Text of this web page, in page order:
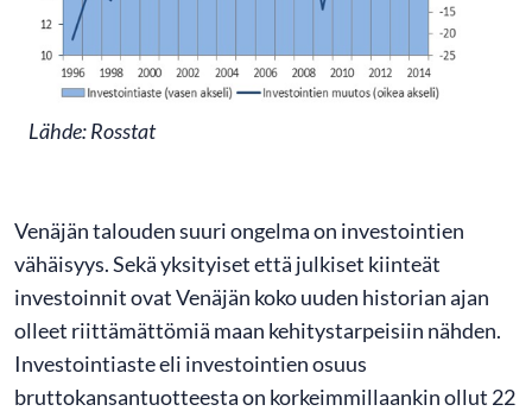
Lähde: Rosstat
Venäjän talouden suuri ongelma on investointien
vähäisyys. Sekä yksityiset että julkiset kiinteät
investoinnit ovat Venäjän koko uuden historian ajan
olleet riittämättömiä maan kehitystarpeisiin nähden.
Investointiaste eli investointien osuus
bruttokansantuotteesta on korkeimmillaankin ollut 22